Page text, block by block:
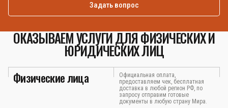
Задать вопрос
ОКАЗЫВАЕМ УСЛУГИ ДЛЯ ФИЗИЧЕСКИХ И
ЮРИДИЧЕСКИХ ЛИЦ
Физические лица
Официальная оплата,
предоставляем чек, бесплатная
доставка в любой регион РФ, по
запросу отправим готовые
документы в любую страну Мира.